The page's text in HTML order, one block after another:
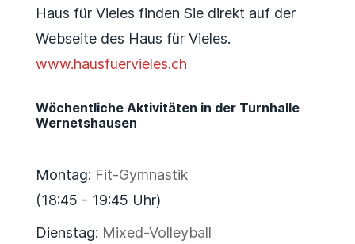
Haus für Vieles finden Sie direkt auf der
Webseite des Haus für Vieles.
www.hausfuervieles.ch
Wöchentliche Aktivitäten in der Turnhalle
Wernetshausen
Montag: Fit-Gymnastik
(18:45 - 19:45 Uhr)
Dienstag: Mixed-Volleyball